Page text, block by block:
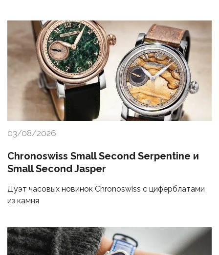
03/08/2026
Chronoswiss Small Second Serpentine и
Small Second Jasper
Дуэт часовых новинок Chronoswiss с циферблатами
из камня